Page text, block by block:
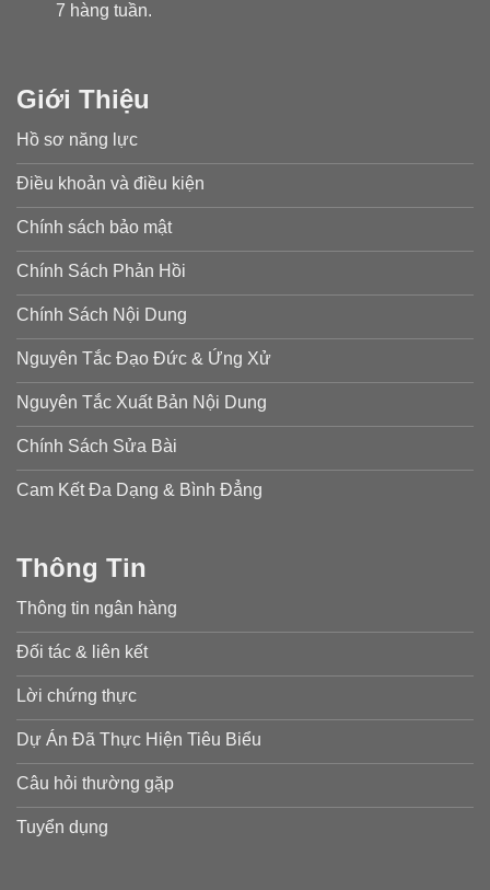
7 hàng tuần.
Giới Thiệu
Hồ sơ năng lực
Điều khoản và điều kiện
Chính sách bảo mật
Chính Sách Phản Hồi
Chính Sách Nội Dung
Nguyên Tắc Đạo Đức & Ứng Xử
Nguyên Tắc Xuất Bản Nội Dung
Chính Sách Sửa Bài
Cam Kết Đa Dạng & Bình Đẳng
Thông Tin
Thông tin ngân hàng
Đối tác & liên kết
Lời chứng thực
Dự Án Đã Thực Hiện Tiêu Biểu
Câu hỏi thường gặp
Tuyển dụng